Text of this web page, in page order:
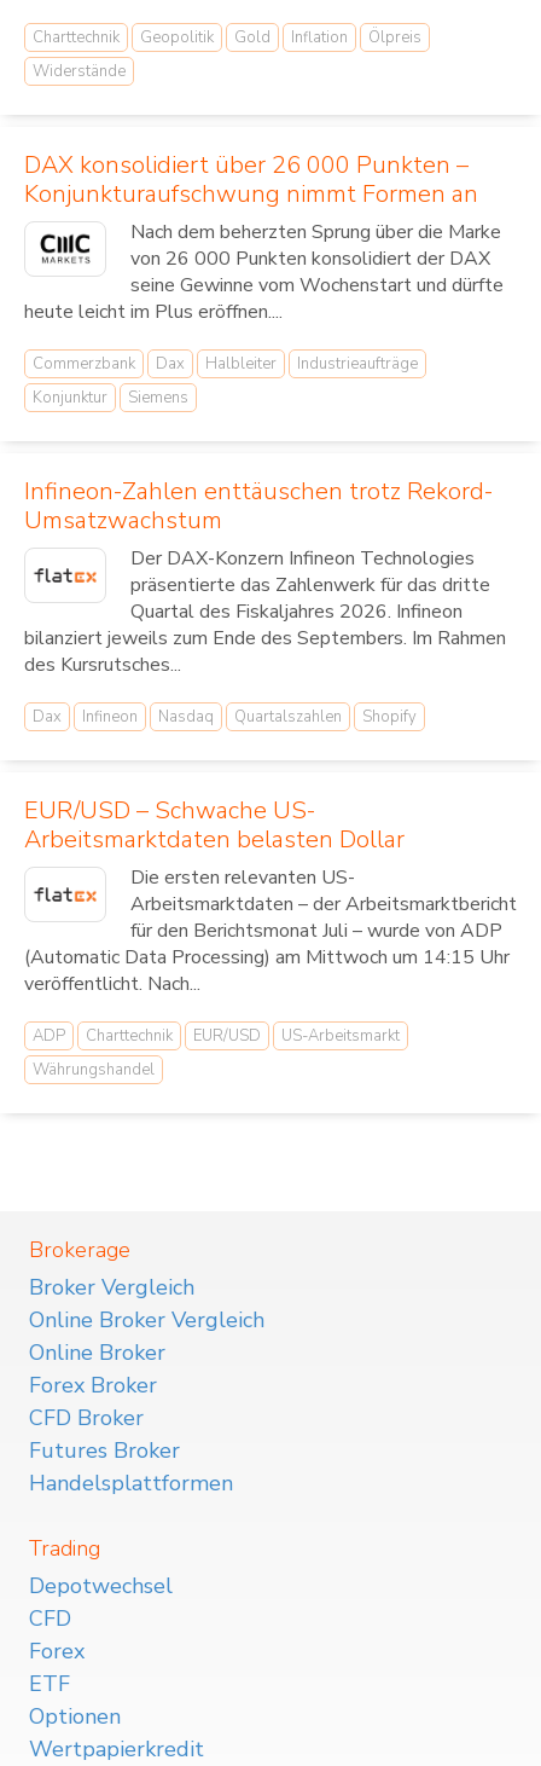
Charttechnik Geopolitik Gold Inflation
Ölpreis
Widerstände
DAX konsolidiert über 26 000 Punkten –
Konjunkturaufschwung nimmt Formen an
Nach dem beherzten Sprung über die Marke
von 26 000 Punkten konsolidiert der DAX
seine Gewinne vom Wochenstart und dürfte
heute leicht im Plus eröffnen....
Commerzbank Dax Halbleiter
Industrieaufträge
Konjunktur
Siemens
Infineon-Zahlen enttäuschen trotz Rekord-
Umsatzwachstum
Der DAX-Konzern Infineon Technologies
präsentierte das Zahlenwerk für das dritte
Quartal des Fiskaljahres 2026. Infineon
bilanziert jeweils zum Ende des Septembers. Im Rahmen
des Kursrutsches...
Dax Infineon Nasdaq Quartalszahlen Shopify
EUR/USD – Schwache US-
Arbeitsmarktdaten belasten Dollar
Die ersten relevanten US-
Arbeitsmarktdaten – der Arbeitsmarktbericht
für den Berichtsmonat Juli – wurde von ADP
(Automatic Data Processing) am Mittwoch um 14:15 Uhr
veröffentlicht. Nach...
ADP Charttechnik EUR/USD
US-Arbeitsmarkt
Währungshandel
Brokerage
Broker Vergleich
Online Broker Vergleich
Online Broker
Forex Broker
CFD Broker
Futures Broker
Handelsplattformen
Trading
Depotwechsel
CFD
Forex
ETF
Optionen
Wertpapierkredit